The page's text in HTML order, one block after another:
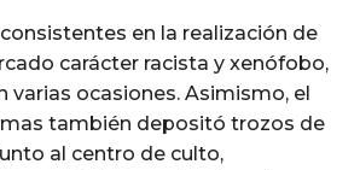
en la realización de
carácter racista y xenófobo,
varias ocasiones. Asimismo, el
también depositó trozos de
al centro de culto,